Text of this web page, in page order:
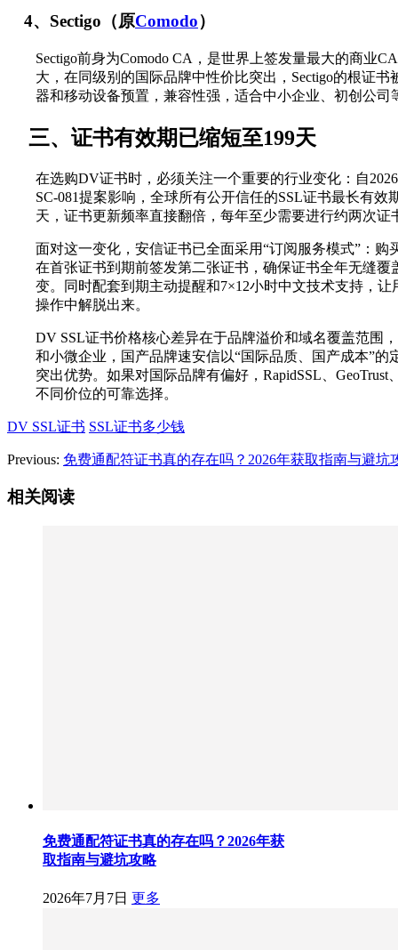
4、Sectigo（原Comodo）
Sectigo前身为Comodo CA，是世界上签发量最大的商业
大，在同级别的国际品牌中性价比突出，Sectigo的根证书
器和移动设备预置，兼容性强，适合中小企业、初创公司
三、证书有效期已缩短至199天
在选购DV证书时，必须关注一个重要的行业变化：自
SC-081提案影响，全球所有公开信任的SSL证书最长有效
天，证书更新频率直接翻倍，每年至少需要进行约两次证
面对这一变化，安信证书已全面采用“订阅服务模式”：购
在首张证书到期前签发第二张证书，确保证书全年无缝覆
变。同时配套到期主动提醒和7×12小时中文技术支持，
操作中解脱出来。
DV SSL证书价格核心差异在于品牌溢价和域名覆盖范围
和小微企业，国产品牌速安信以“国际品质、国产成本”的
突出优势。如果对国际品牌有偏好，RapidSSL、GeoTrust
不同价位的可靠选择。
DV SSL证书 SSL证书多少钱
Previous: 免费通配符证书真的存在吗？2026年获取指南与避坑
相关阅读
免费通配符证书真的存在吗？2026年获
取指南与避坑攻略
2026年7月7日 更多